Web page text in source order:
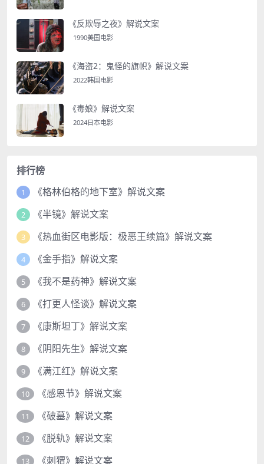
《反欺辱之夜》解说文案
1990美国电影
《海盗2：鬼怪的旗帜》解说文案
2022韩国电影
《毒娘》解说文案
2024日本电影
排行榜
1 《格林伯格的地下室》解说文案
2 《半镜》解说文案
3 《热血街区电影版：极恶王续篇》解说文案
4 《金手指》解说文案
5 《我不是药神》解说文案
6 《打更人怪谈》解说文案
7 《康斯坦丁》解说文案
8 《阴阳先生》解说文案
9 《满江红》解说文案
10 《感恩节》解说文案
11 《破墓》解说文案
12 《脱轨》解说文案
13 《刺猬》解说文案